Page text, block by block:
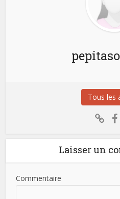
Tous les
Laisser un
Commentaire